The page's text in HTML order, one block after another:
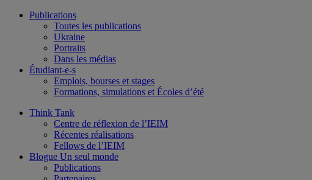
Publications
Toutes les publications
Ukraine
Portraits
Dans les médias
Étudiant-e-s
Emplois, bourses et stages
Formations, simulations et Écoles d’été
Think Tank
Centre de réflexion de l’IEIM
Récentes réalisations
Fellows de l’IEIM
Blogue Un seul monde
Publications